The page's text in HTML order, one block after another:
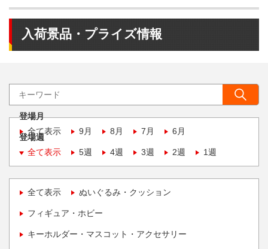
入荷景品・プライズ情報
登場月
全て表示
9月 8月 7月 6月
登場週
全て表示
5週 4週 3週 2週 1週
全て表示 ぬいぐるみ・クッション
フィギュア・ホビー
キーホルダー・マスコット・アクセサリー